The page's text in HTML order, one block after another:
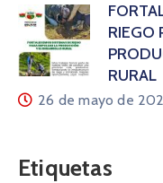
RIEGO
RURAL
26 de mayo de
Etiquetas